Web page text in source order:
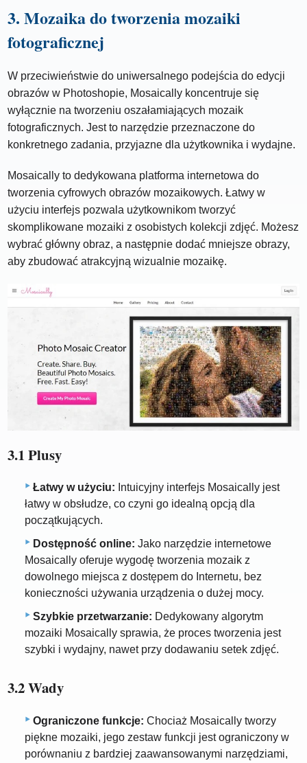
3. Mozaika do tworzenia mozaiki
fotograficznej
W przeciwieństwie do uniwersalnego podejścia do edycji
obrazów w Photoshopie, Mosaically koncentruje się
wyłącznie na tworzeniu oszałamiających mozaik
fotograficznych. Jest to narzędzie przeznaczone do
konkretnego zadania, przyjazne dla użytkownika i wydajne.
Mosaically to dedykowana platforma internetowa do
tworzenia cyfrowych obrazów mozaikowych. Łatwy w
użyciu interfejs pozwala użytkownikom tworzyć
skomplikowane mozaiki z osobistych kolekcji zdjęć. Możesz
wybrać główny obraz, a następnie dodać mniejsze obrazy,
aby zbudować atrakcyjną wizualnie mozaikę.
3.1 Plusy
Łatwy w użyciu: Intuicyjny interfejs Mosaically jest
łatwy w obsłudze, co czyni go idealną opcją dla
początkujących.
Dostępność online: Jako narzędzie internetowe
Mosaically oferuje wygodę tworzenia mozaik z
dowolnego miejsca z dostępem do Internetu, bez
konieczności używania urządzenia o dużej mocy.
Szybkie przetwarzanie: Dedykowany algorytm
mozaiki Mosaically sprawia, że ​​proces tworzenia jest
szybki i wydajny, nawet przy dodawaniu setek zdjęć.
3.2 Wady
Ograniczone funkcje: Chociaż Mosaically tworzy
piękne mozaiki, jego zestaw funkcji jest ograniczony w
porównaniu z bardziej zaawansowanymi narzędziami,